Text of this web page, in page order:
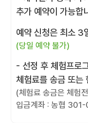
추가 예약이 가능합
예약 신청은 최소 3
(당일 예약 불가)
- 선정 후 체험프로
체험료를 송금 또는
(체험료 송금은 체험
입금계좌 : 농협